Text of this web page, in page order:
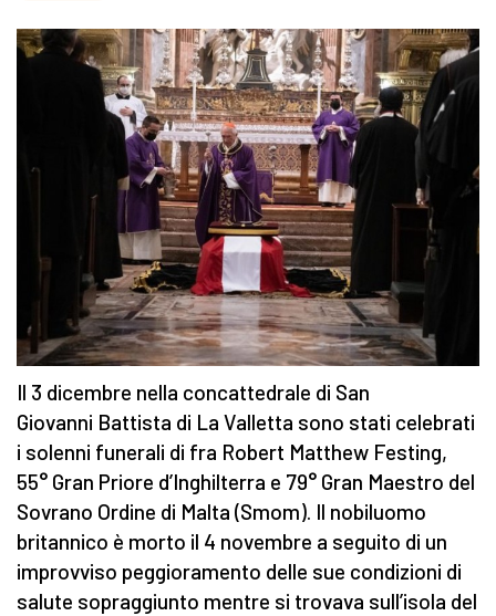
Il 3 dicembre nella concattedrale di San
Giovanni Battista di La Valletta sono stati celebrati
i solenni funerali di fra Robert Matthew Festing,
55° Gran Priore d’Inghilterra e 79° Gran Maestro del
Sovrano Ordine di Malta (Smom). Il nobiluomo
britannico è morto il 4 novembre a seguito di un
improvviso peggioramento delle sue condizioni di
salute sopraggiunto mentre si trovava sull’isola del